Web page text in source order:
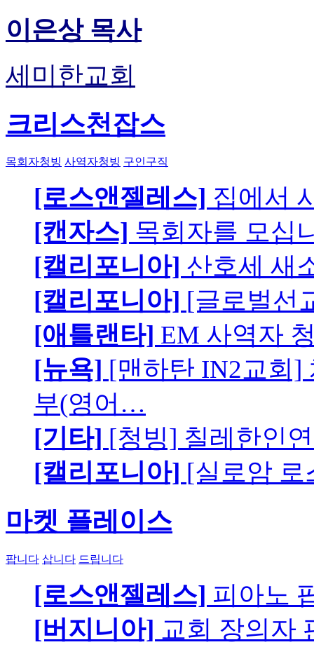
이은상 목사
세미한교회
크리스천잡스
목회자청빙 사역자청빙 구인구직
[로스앤젤레스] 집에서
[캔자스] 목회자를 모십
[캘리포니아] 산호세 새
[캘리포니아] [글로벌선
[애틀랜타] EM 사역자
[뉴욕] [맨하탄 IN2교회]
부(영어…
[기타] [청빙] 칠레한인
[캘리포니아] [실로암 로
마켓 플레이스
팝니다 삽니다 드립니다
[로스앤젤레스] 피아노
[버지니아] 교회 장의자